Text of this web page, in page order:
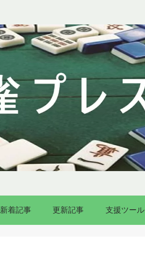
新着記事 更新記事 支援ツール